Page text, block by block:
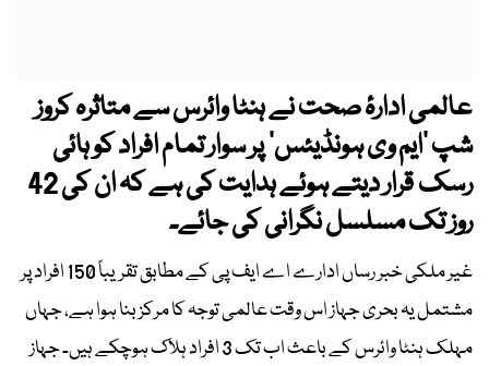
عالمی ادارۂ صحت نے ہنٹا وائرس سے متاثرہ کروز
شپ ’ایم وی ہونڈیئس‘ پر سوار تمام افراد کو ہائی
رسک قرار دیتے ہوئے ہدایت کی ہے کہ ان کی 42
روز تک مسلسل نگرانی کی جائے۔
غیر ملکی خبر رساں ادارے اے ایف پی کے مطابق تقریباً 150 افراد پر
مشتمل یہ بحری جہاز اس وقت عالمی توجہ کا مرکز بنا ہوا ہے، جہاں
مہلک ہنٹا وائرس کے باعث اب تک 3 افراد ہلاک ہوچکے ہیں۔ جہاز